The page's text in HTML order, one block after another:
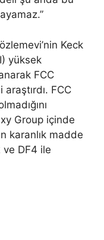
Keck
yüksek
FCC
FCC
Group içinde
karanlık madde
ve DF4 ile